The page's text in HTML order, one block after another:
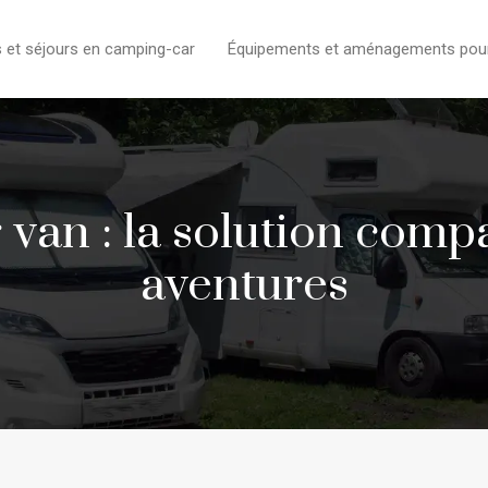
et séjours en camping-car Équipements et aménagements
: la solution
aventures